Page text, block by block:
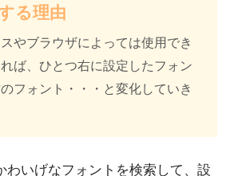
る理由
やブラウザによっては使用でき
ば、ひとつ右に設定したフォン
フォント・・・と変化していき
わいげなフォントを検索して、設